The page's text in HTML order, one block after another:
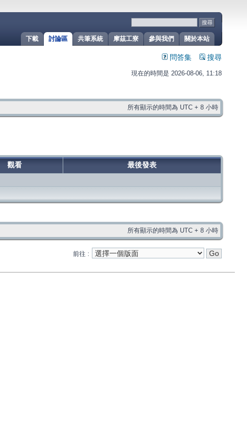
關於本站
參與我們
摩茲工寮
共筆系統
討論區
下載
問答集 搜尋
現在的時間是 2026-08-06, 11:18
所有顯示的時間為 UTC + 8 小時
觀看 最後發表
所有顯示的時間為 UTC + 8 小時
前往 :